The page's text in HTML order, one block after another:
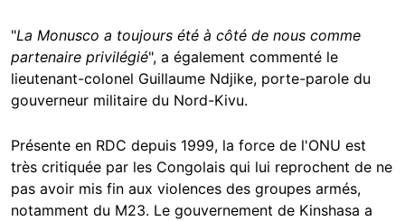
"La Monusco a toujours été à côté de nous comme
partenaire privilégié", a également commenté le
lieutenant-colonel Guillaume Ndjike, porte-parole du
gouverneur militaire du Nord-Kivu.
Présente en RDC depuis 1999, la force de l'ONU est
très critiquée par les Congolais qui lui reprochent de ne
pas avoir mis fin aux violences des groupes armés,
notamment du M23. Le gouvernement de Kinshasa a